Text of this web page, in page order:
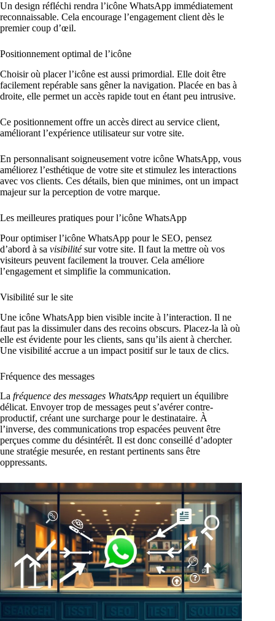
Un design réfléchi rendra l’icône WhatsApp immédiatement
reconnaissable. Cela encourage l’engagement client dès le
premier coup d’œil.
Positionnement optimal de l’icône
Choisir où placer l’icône est aussi primordial. Elle doit être
facilement repérable sans gêner la navigation. Placée en bas à
droite, elle permet un accès rapide tout en étant peu intrusive.
Ce positionnement offre un accès direct au service client,
améliorant l’expérience utilisateur sur votre site.
En personnalisant soigneusement votre icône WhatsApp, vous
améliorez l’esthétique de votre site et stimulez les interactions
avec vos clients. Ces détails, bien que minimes, ont un impact
majeur sur la perception de votre marque.
Les meilleures pratiques pour l’icône WhatsApp
Pour optimiser l’icône WhatsApp pour le SEO, pensez
d’abord à sa visibilitésur votre site. Il faut la mettre où vos
visiteurs peuvent facilement la trouver. Cela améliore
l’engagement et simplifie la communication.
Visibilité sur le site
Une icône WhatsApp bien visible incite à l’interaction. Il ne
faut pas la dissimuler dans des recoins obscurs. Placez-la là où
elle est évidente pour les clients, sans qu’ils aient à chercher.
Une visibilité accrue a un impact positif sur le taux de clics.
Fréquence des messages
La fréquence des messages WhatsApp requiert un équilibre
délicat. Envoyer trop de messages peut s’avérer contre-
productif, créant une surcharge pour le destinataire. À
l’inverse, des communications trop espacées peuvent être
perçues comme du désintérêt. Il est donc conseillé d’adopter
une stratégie mesurée, en restant pertinents sans être
oppressants.